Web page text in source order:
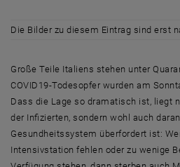
Die Bilder zu diesem Eintrag sind erst
Große Teile Italiens stehen unter
COVID19-Todesopfer wurden am
Dass die Lage so dramatisch ist, liegt
der Infizierten, sondern wohl auch
Gesundheitssystem überfordert ist:
Intensivstation fehlen oder zu wenige